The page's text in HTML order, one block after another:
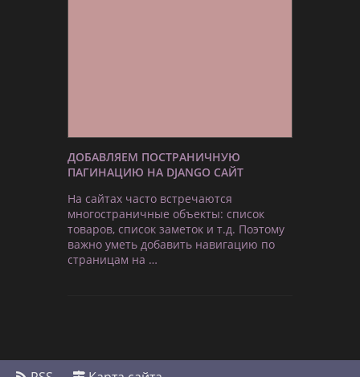
ДОБАВЛЯЕМ ПОСТРАНИЧНУЮ
ПАГИНАЦИЮ НА DJANGO САЙТ
На сайтах часто встречаются
многостраничные объекты: список
товаров, список заметок и т.д. Поэтому
важно уметь добавить навигацию по
страницам на …